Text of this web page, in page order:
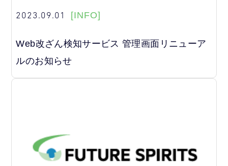
2023.09.01 [INFO]
Web改ざん検知サービス 管理画面リニューア
ルのお知らせ